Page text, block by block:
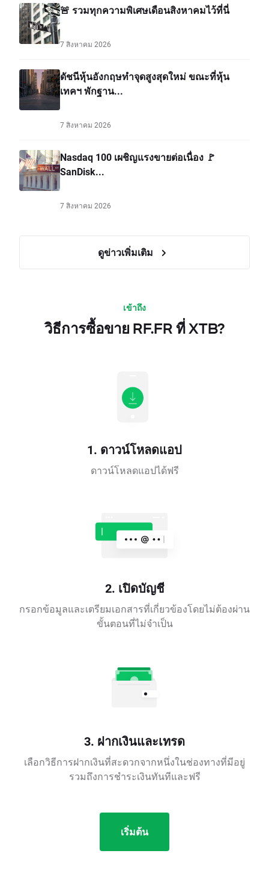
🚨 รวมทุกความพิเศษเดือนสิงหาคมไว้ที่นี่
7 สิงหาคม 2026
ดัชนีหุ้นอังกฤษทำจุดสูงสุดใหม่ ขณะที่หุ้น
เทคฯ พักฐาน...
7 สิงหาคม 2026
Nasdaq 100 เผชิญแรงขายต่อเนื่อง 🚩
SanDisk...
7 สิงหาคม 2026
ดูข่าวเพิ่มเติม
เข้าถึง
วิธีการซื้อขาย RF.FR ที่ XTB?
1. ดาวน์โหลดแอป
ดาวน์โหลดแอปได้ฟรี
2. เปิดบัญชี
กรอกข้อมูลและเตรียมเอกสารที่เกี่ยวข้องโดยไม่ต้องผ่าน
ขั้นตอนที่ไม่จำเป็น
3. ฝากเงินและเทรด
เลือกวิธีการฝากเงินที่สะดวกจากหนึ่งในช่องทางที่มีอยู่
รวมถึงการชำระเงินทันทีและฟรี
เริ่มต้น